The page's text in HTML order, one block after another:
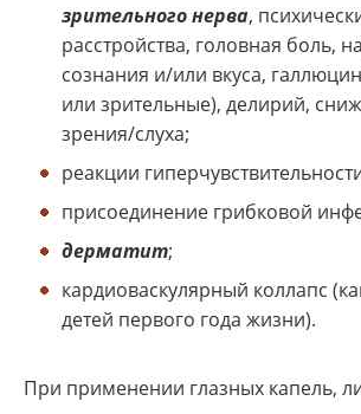
зрительного нерва,
расстройства, головная боль,
сознания и/или вкуса,
или зрительные), делирий,
зрения/слуха;
реакции
присоединение грибковой
дерматит;
кардиоваскулярный коллапс
детей первого года жизни).
При применении глазных капель,